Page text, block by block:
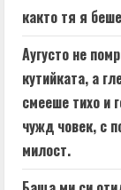
както тя я
Аугусто не
кутийката, а
смееше тихо и
чужд човек, с
милост.